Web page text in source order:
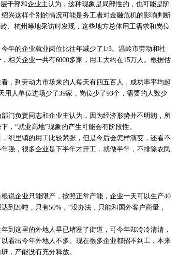
部和企业主认为，这种现象是局部性的，也可能是阶
兴这样个别的情况可能是务工者对金融危机的影响判断
、杭州等地采访时发现，这些地方总体用工需求和岗位
的企业就业岗位比往年减少了1/3。温岭市劳动和社
相关企业一共有6000多家，用工大约在15万人。根据估
到劳动力市场来的人每天有四五百人，成功率平均起
人单位进场少了39家，岗位少了93个，需要的人数少
负责同志和企业主认为，因为经济形势并不明朗，所
，“就业高地”现象的产生可能会有阶段性。
里镇的用工比较紧张，但是今后会怎样演变，还看不
强，很多企业是下半年才开工，就做半年，不排除农民
企业只能限产，按照正常产能，企业一天可以生产40
到20吨，只有50%，“没办法，只能和国外客户商量，
这里的外地人早已堵塞了街道，可今年却冷冷清清，
看出今年外地人不多。现在很多企业都招不到工，本来
，产能没有充分释放。